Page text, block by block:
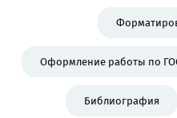
Оформление работы по
Библиография